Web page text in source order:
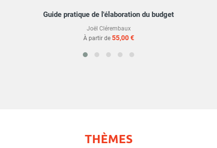
Guide pratique de l'élaboration du budget
Joël Clérembaux
À partir de 55,00 €
THÈMES